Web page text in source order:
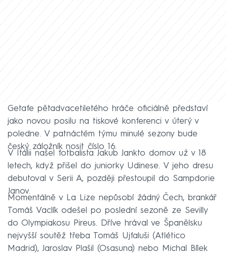
Getafe pětadvacetiletého hráče oficiálně představí
jako novou posilu na tiskové konferenci v úterý v
poledne. V patnáctém týmu minulé sezony bude
český záložník nosit číslo 16.
V Itálii našel fotbalista Jakub Jankto domov už v 18
letech, když přišel do juniorky Udinese. V jeho dresu
debutoval v Serii A, později přestoupil do Sampdorie
Janov.
Momentálně v La Lize nepůsobí žádný Čech, brankář
Tomáš Vaclík odešel po poslední sezoně ze Sevilly
do Olympiakosu Pireus. Dříve hrával ve Španělsku
nejvyšší soutěž třeba Tomáš Ujfaluši (Atlético
Madrid), Jaroslav Plašil (Osasuna) nebo Michal Bílek